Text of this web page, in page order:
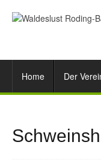
Home Der